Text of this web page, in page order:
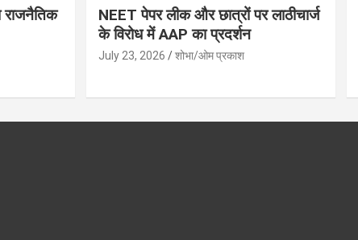
राजनैतिक
NEET पेपर लीक और छात्रों पर लाठीचार्ज
के विरोध में AAP का प्रदर्शन
July 23, 2026 शोभा/ओम प्रकाश